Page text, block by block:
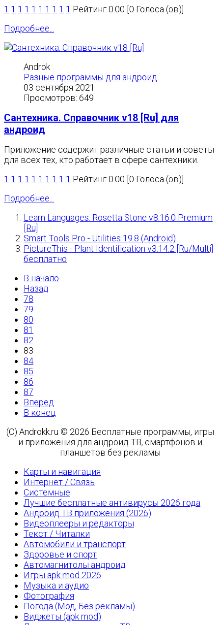
1 1 1 1 1 1 1 1 1 1 Рейтинг 0.00 [0 Голоса (ов)]
Подробнее...
Androk
Разные программы для андроид
03 сентября 2021
Просмотров: 649
Сантехника. Справочник v18 [Ru] для
андроид
Приложение содержит различные статьи и советы
для всех тех, кто работает в сфере сантехники.
1 1 1 1 1 1 1 1 1 1 Рейтинг 0.00 [0 Голоса (ов)]
Подробнее...
Learn Languages: Rosetta Stone v8.16.0 Premium
[Ru]
Smart Tools Pro - Utilities 19.8 (Android)
PictureThis - Plant Identification v3.14.2 [Ru/Multi]
бесплатно
В начало
Назад
78
79
80
81
82
83
84
85
86
87
Вперед
В конец
(C) Androkk.ru © 2026 Бесплатные программы, игры
и приложения для андроид ТВ, смартфонов и
планшетов без рекламы
Карты и навигация
Интернет / Связь
Системные
Лучшие бесплатные антивирусы 2026 года
Андроид ТВ приложения (2026)
Видеоплееры и редакторы
Текст / Читалки
Автомобили и транспорт
Здоровье и спорт
Автомагнитолы андроид
Игры apk mod 2026
Музыка и аудио
Фотография
Погода (Мод, Без рекламы)
Виджеты (apk mod)